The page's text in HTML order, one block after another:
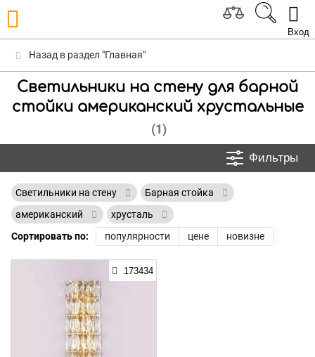
Вход
Назад в раздел "Главная"
Светильники на стену для барной
стойки американский хрустальные
(1)
Фильтры
Светильники на стену
Барная стойка
американский
хрусталь
Сортировать по:
популярности цене новизне
173434